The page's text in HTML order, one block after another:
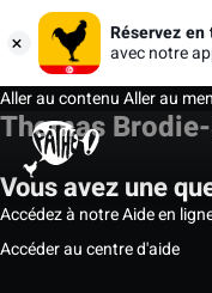
Réservez
avec notre
Aller au contenuAller au
Thomas
Vous avez une
Accédez à notre Aide en
Accéder au centre d'aide